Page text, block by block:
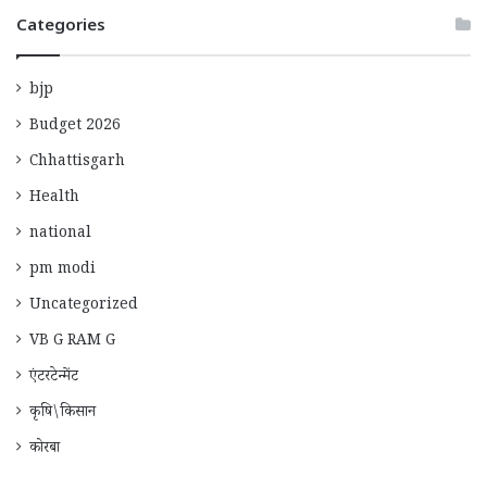
Categories
bjp
Budget 2026
Chhattisgarh
Health
national
pm modi
Uncategorized
VB G RAM G
एंटरटेन्मेंट
कृषि\किसान
कोरबा